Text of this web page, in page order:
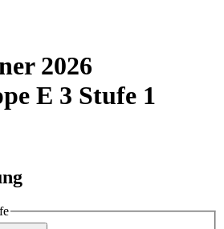
2026
E 3 Stufe 1